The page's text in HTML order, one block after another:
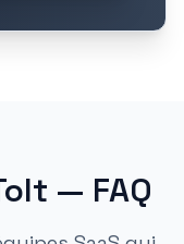
— FAQ